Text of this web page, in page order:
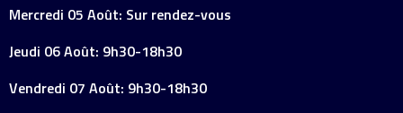
Mercredi 05 Août: Sur rendez-vous
Jeudi 06 Août: 9h30-18h30
Vendredi 07 Août: 9h30-18h30